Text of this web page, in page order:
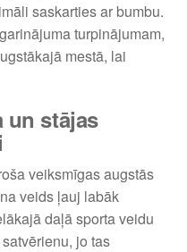
saskarties ar bumbu.
turpinājumam,
mestā, lai
un stājas
veiksmīgas augstās
veids ļauj labāk
daļā sporta veidu
jo tas